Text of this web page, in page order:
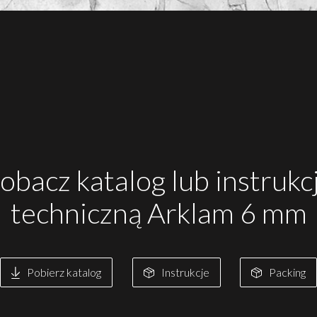
katalog lub
techniczną Arklam 6 mm
Pobierz katalog Instrukcje Packing